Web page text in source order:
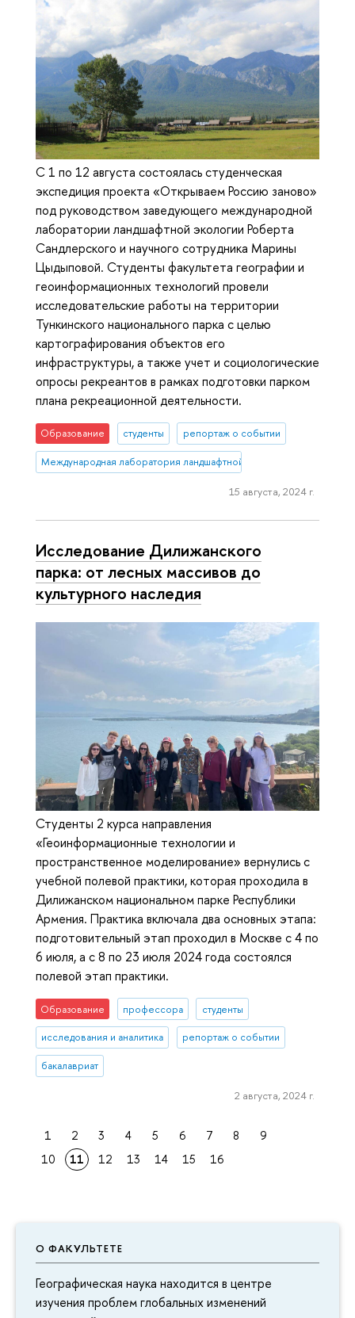
О ФАКУЛЬТЕТЕ
Географическая наука находится в центре
изучения проблем глобальных изменений
С 1 по 12 августа состоялась студенческая
экспедиция проекта «Открываем Россию заново»
под руководством заведующего международной
лаборатории ландшафтной экологии Роберта
Сандлерского и научного сотрудника Марины
Цыдыповой. Студенты факультета географии и
геоинформационных технологий провели
исследовательские работы на территории
Тункинского национального парка с целью
картографирования объектов его
инфраструктуры, а также учет и социологические
опросы рекреантов в рамках подготовки парком
плана рекреационной деятельности.
Образование студенты репортаж о событии
Международная лаборатория ландшафтной экологии
15 августа, 2024 г.
Исследование Дилижанского
парка: от лесных массивов до
культурного наследия
Студенты 2 курса направления
«Геоинформационные технологии и
пространственное моделирование» вернулись с
учебной полевой практики, которая проходила в
Дилижанском национальном парке Республики
Армения. Практика включала два основных этапа:
подготовительный этап проходил в Москве с 4 по
6 июля, а с 8 по 23 июля 2024 года состоялся
полевой этап практики.
Образование профессора студенты
исследования и аналитика репортаж о событии
бакалавриат
2 августа, 2024 г.
1 2 3 4 5 6 7 8
9
10
11 12 13 14 15 16